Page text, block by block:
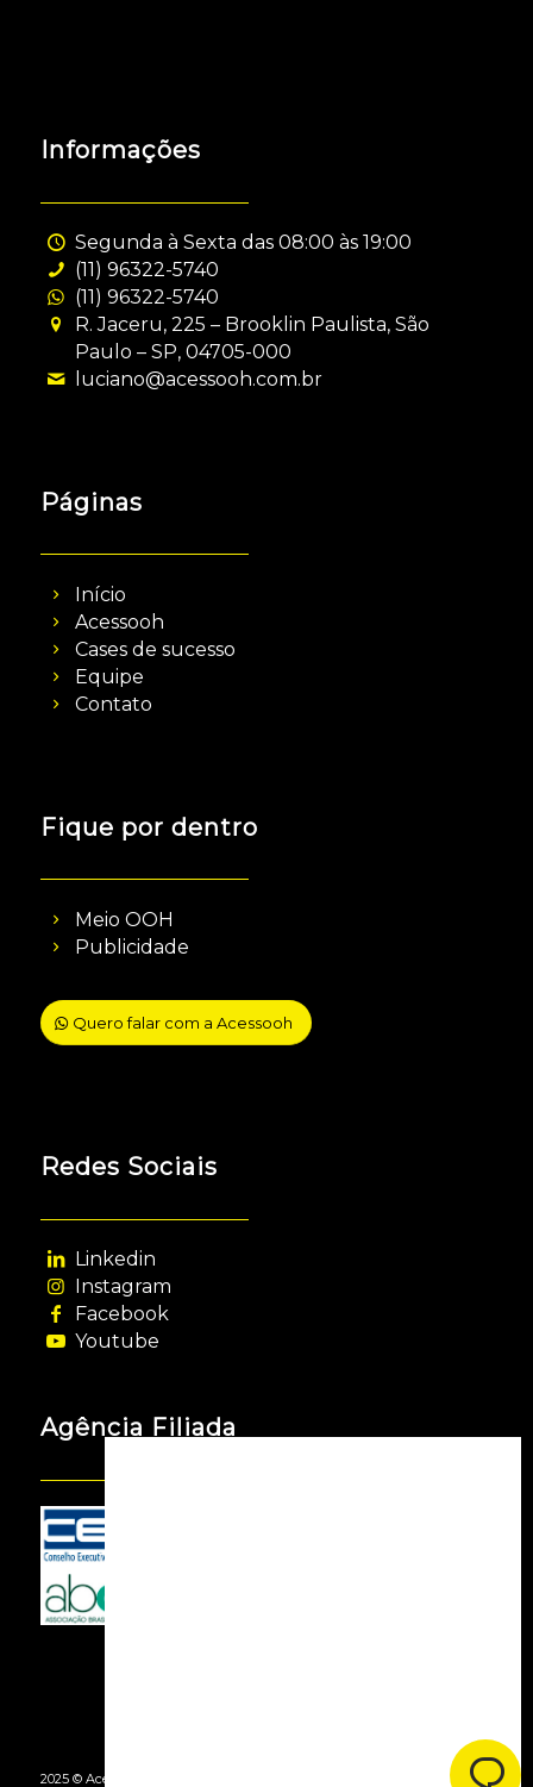
Informações
Segunda à Sexta das 08:00 às 19:00
(11) 96322-5740
(11) 96322-5740
R. Jaceru, 225 – Brooklin Paulista, São
Paulo – SP, 04705-000
luciano@acessooh.com.br
Páginas
Início
Acessooh
Cases de sucesso
Equipe
Contato
Fique por dentro
Meio OOH
Publicidade
Quero falar com a Acessooh
Redes Sociais
Linkedin
Instagram
Facebook
Youtube
Agência Filiada
2025 © Acessooh. Todos os Direitos Reservados - By Agência Webgui